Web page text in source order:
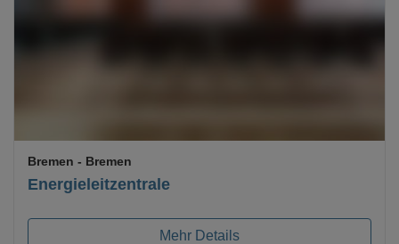
Energieleitzentrale
Bremen - Bremen
Mehr Details